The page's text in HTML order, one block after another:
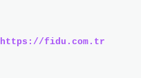
https://fidu.com.tr